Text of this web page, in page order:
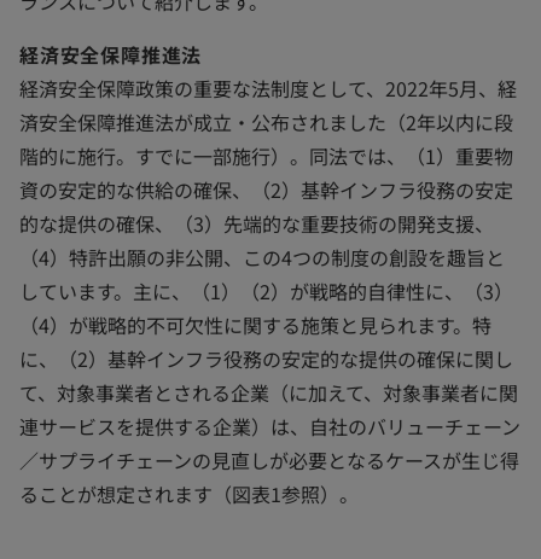
経済安全保障推進法
経済安全保障政策の重要な法制度として、2022年5月、経
済安全保障推進法が成立・公布されました（2年以内に段
階的に施行。すでに一部施行）。同法では、（1）重要物
資の安定的な供給の確保、（2）基幹インフラ役務の安定
的な提供の確保、（3）先端的な重要技術の開発支援、
（4）特許出願の非公開、この4つの制度の創設を趣旨と
しています。主に、（1）（2）が戦略的自律性に、（3）
（4）が戦略的不可欠性に関する施策と見られます。特
に、（2）基幹インフラ役務の安定的な提供の確保に関し
て、対象事業者とされる企業（に加えて、対象事業者に関
連サービスを提供する企業）は、自社のバリューチェーン
／サプライチェーンの見直しが必要となるケースが生じ得
ることが想定されます（図表1参照）。